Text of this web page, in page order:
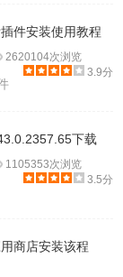
件安装使用教程
2620104次浏览
3.9分
下载
1105353次浏览
3.5分
商店安装该程